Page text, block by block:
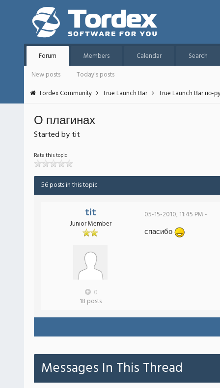
Forum Members Calendar
Search
New posts
Today's posts
Tordex Community
True Launch Bar True Launch Bar по-
О плагинах
Started by tit
Rate this topic
56 posts in this topic
tit
Junior Member
0
18 posts
05-15-2010, 11:45 PM -
спасибо
Messages In This Thread